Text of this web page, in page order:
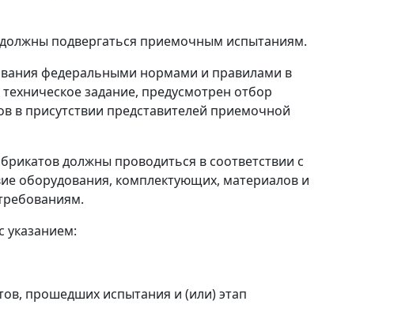
подвергаться приемочным испытаниям.
федеральными нормами и правилами в
задание, предусмотрен отбор
в присутствии представителей приемочной
должны проводиться в соответствии с
оборудования, комплектующих, материалов и
указанием:
прошедших испытания и (или) этап